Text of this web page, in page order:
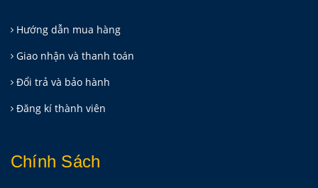
Hướng dẫn mua hàng
Giao nhận và thanh toán
Đổi trả và bảo hành
Đăng kí thành viên
Chính Sách